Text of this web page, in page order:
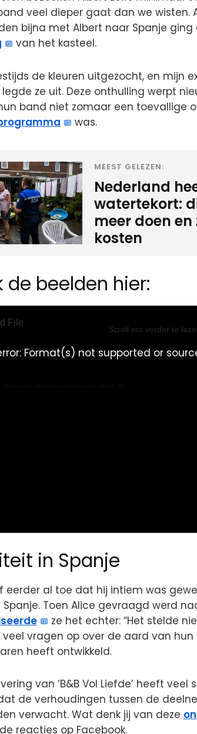
veel dieper gaat dan we wisten.
bijna met Albert naar Spanje
van het kasteel.
de kleuren uitgezocht, en mijn
legde ze uit. Deze onthulling werpt
band niet zomaar een toevallige
was.
MEEST GELEZEN:
Nederland
watertekort:
meer doen
kosten
de beelden hier:
Scroll om verder te
Format(s) not supported or
in Spanje
eerder al toe dat hij intiem was
Toen Alice gevraagd werd
ze het echter: “Het stelde
veel vragen op over de aard van
heeft ontwikkeld.
van ‘B&B Vol Liefde’ heeft
de verhoudingen tussen de
verwacht. Wat denk jij van deze
reacties op Facebook.